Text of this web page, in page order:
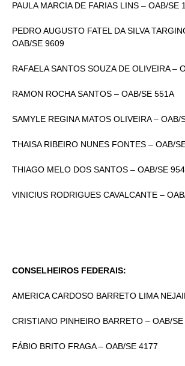
PAULA MARCIA DE FARIAS LINS – OAB/SE
PEDRO AUGUSTO FATEL DA SILVA
OAB/SE 9609
RAFAELA SANTOS SOUZA DE OLIVEIRA –
RAMON ROCHA SANTOS – OAB/SE 551A
SAMYLE REGINA MATOS OLIVEIRA – OAB/
THAISA RIBEIRO NUNES FONTES – OAB/
THIAGO MELO DOS SANTOS – OAB/SE
VINICIUS RODRIGUES CAVALCANTE –
CONSELHEIROS FEDERAIS:
AMERICA CARDOSO BARRETO LIMA
CRISTIANO PINHEIRO BARRETO – OAB/
FÁBIO BRITO FRAGA – OAB/SE 4177